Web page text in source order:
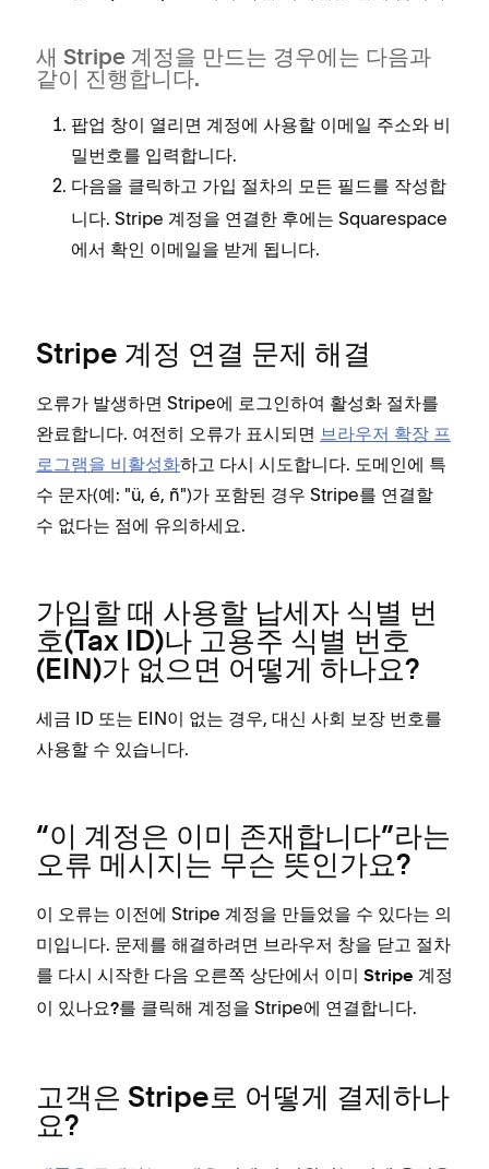
새 Stripe 계정을 만드는 경우에는 다음과
같이 진행합니다.
팝업 창이 열리면 계정에 사용할 이메일 주소와 비
밀번호를 입력합니다.
다음을 클릭하고 가입 절차의 모든 필드를 작성합
니다. Stripe 계정을 연결한 후에는 Squarespace
에서 확인 이메일을 받게 됩니다.
Stripe 계정 연결 문제 해결
오류가 발생하면 Stripe에 로그인하여 활성화 절차를
완료합니다. 여전히 오류가 표시되면 브라우저 확장 프
로그램을 비활성화하고 다시 시도합니다. 도메인에 특
수 문자(예: "ü, é, ñ")가 포함된 경우 Stripe를 연결할
수 없다는 점에 유의하세요.
가입할 때 사용할 납세자 식별 번
호(Tax ID)나 고용주 식별 번호
(EIN)가 없으면 어떻게 하나요?
세금 ID 또는 EIN이 없는 경우, 대신 사회 보장 번호를
사용할 수 있습니다.
“이 계정은 이미 존재합니다”라는
오류 메시지는 무슨 뜻인가요?
이 오류는 이전에 Stripe 계정을 만들었을 수 있다는 의
미입니다. 문제를 해결하려면 브라우저 창을 닫고 절차
를 다시 시작한 다음 오른쪽 상단에서 이미 Stripe 계정
이 있나요?를 클릭해 계정을 Stripe에 연결합니다.
고객은 Stripe로 어떻게 결제하나
요?